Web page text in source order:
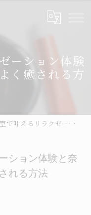
ーション体験
く癒される方
リラクゼーション体験と奈良県葛城市で心地よく癒される方法
ション体験と奈
れる方法